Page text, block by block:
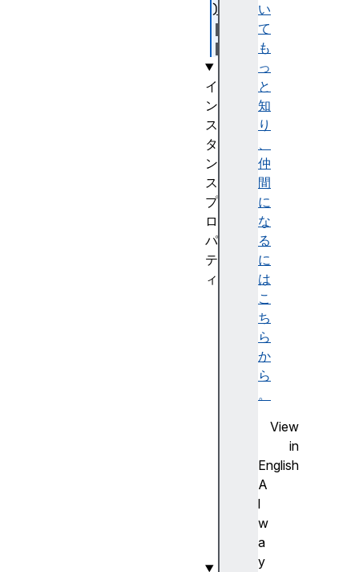
い
て
も
っ
と
知
り
、
仲
間
に
な
る
に
は
こ
ち
ら
か
ら
。
View
in
English
A
l
w
a
y
)
イ
ン
ス
タ
ン
ス
プ
ロ
パ
テ
ィ